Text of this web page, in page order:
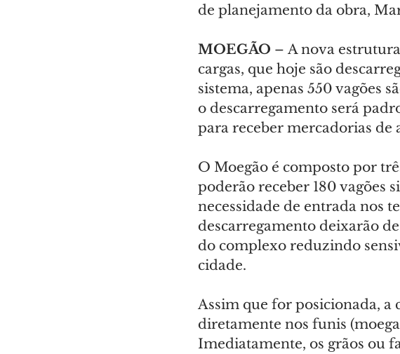
de planejamento da obra,
MOEGÃO – A nova
cargas, que hoje são
sistema, apenas 550 vagões
o descarregamento será
para receber mercadorias de
O Moegão é composto por
poderão receber 180 vagões
necessidade de entrada nos
descarregamento deixarão
do complexo reduzindo
cidade.
Assim que for posicionada, a
diretamente nos funis
Imediatamente, os grãos ou